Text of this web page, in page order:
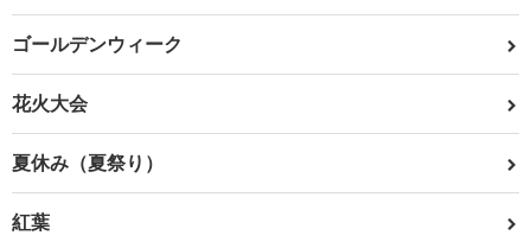
ゴールデンウィーク
花火大会
夏休み（夏祭り）
紅葉